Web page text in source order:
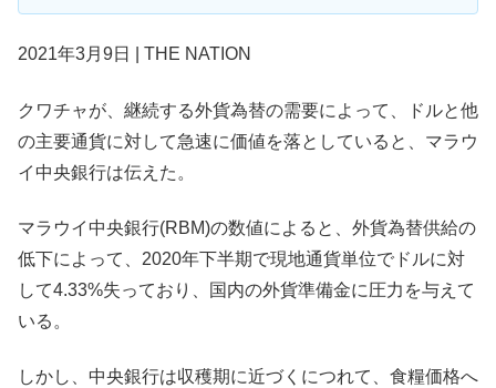
2021年3月9日 | THE NATION
クワチャが、継続する外貨為替の需要によって、ドルと他
の主要通貨に対して急速に価値を落としていると、マラウ
イ中央銀行は伝えた。
マラウイ中央銀行(RBM)の数値によると、外貨為替供給の
低下によって、2020年下半期で現地通貨単位でドルに対
して4.33%失っており、国内の外貨準備金に圧力を与えて
いる。
しかし、中央銀行は収穫期に近づくにつれて、食糧価格へ